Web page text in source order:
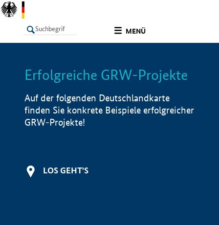
MENÜ
LISTE Info
Erfolgreiche GRW-Projekte
Auf der folgenden Deutschlandkarte
finden Sie konkrete Beispiele erfolgreicher
GRW-Projekte!
LOS GEHT'S